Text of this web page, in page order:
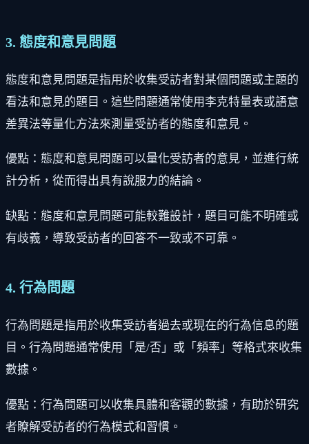
3. 態度和意見問題
態度和意見問題是指用於收集受訪者對某個問題或主題的
看法和意見的題目。這些問題通常使用李克特量表或語意
差異法等量化方法來測量受訪者的態度和意見。
優點：態度和意見問題可以量化受訪者的意見，並進行統
計分析，從而得出具有說服力的結論。
缺點：態度和意見問題可能較難設計，題目可能不明確或
有歧義，導致受訪者的回答不一致或不可靠。
4. 行為問題
行為問題是指用於收集受訪者過去或現在的行為信息的題
目。行為問題通常使用「是/否」或「頻率」等格式來收集
數據。
優點：行為問題可以收集具體和客觀的數據，有助於研究
者瞭解受訪者的行為模式和習慣。